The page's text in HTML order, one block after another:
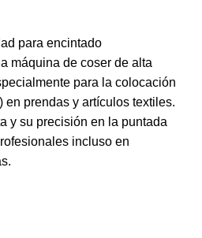
para encintado
máquina de coser de alta
para la colocación
en prendas y artículos textiles.
y su precisión en la puntada
incluso en